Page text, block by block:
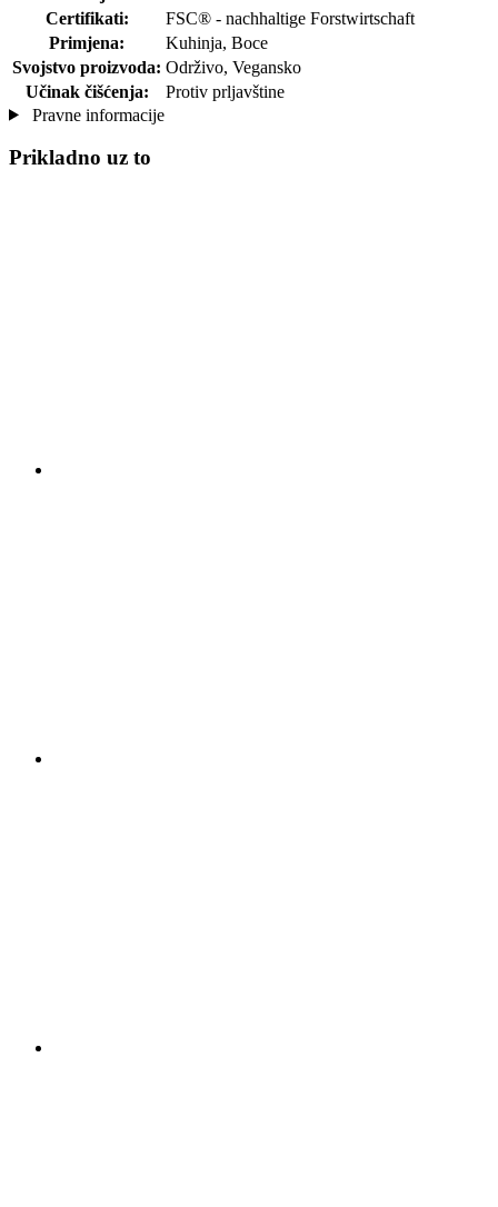
Certifikati:
FSC® - nachhaltige Forstwirtschaft
Primjena:
Kuhinja, Boce
Svojstvo proizvoda: Održivo, Vegansko
Učinak čišćenja:
Protiv prljavštine
Pravne informacije
Prikladno uz to